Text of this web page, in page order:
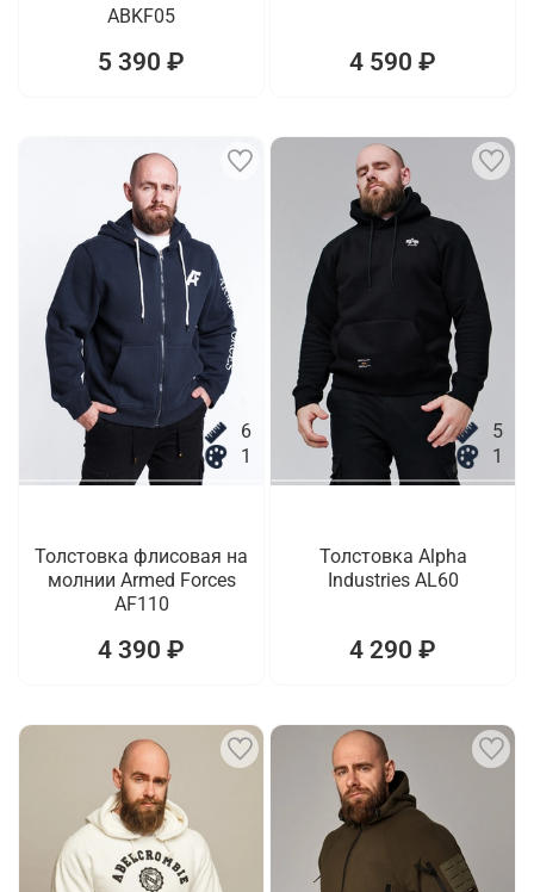
ABKF05
5 390 ₽ 4 590 ₽
6
1
Толстовка флисовая на
молнии Armed Forces
AF110
4 390 ₽
5
1
Толстовка Alpha
Industries AL60
4 290 ₽